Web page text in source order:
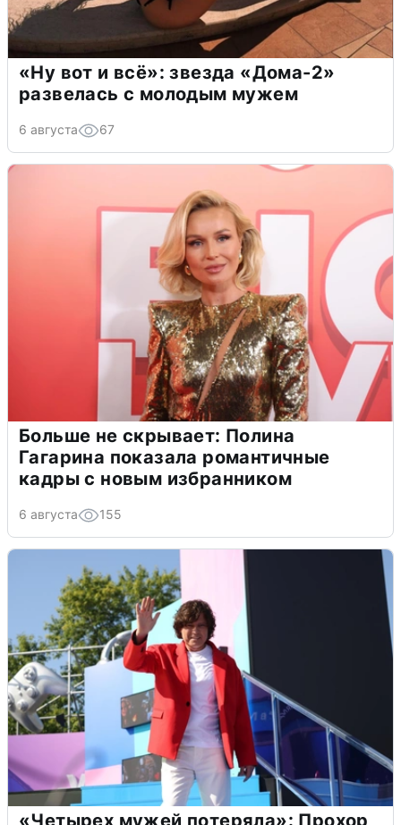
«Ну вот и всё»: звезда «Дома-2»
развелась с молодым мужем
6 августа 67
Больше не скрывает: Полина
Гагарина показала романтичные
кадры с новым избранником
6 августа 155
«Четырех мужей потеряла»: Прохор